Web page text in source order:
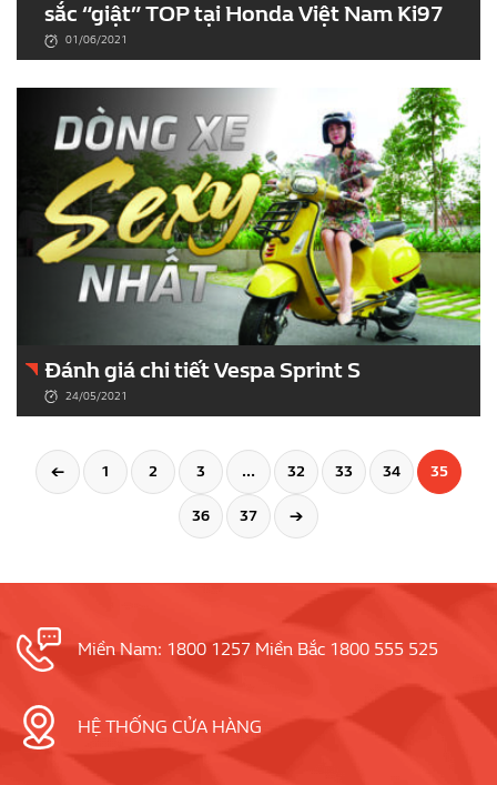
sắc “giật” TOP tại Honda Việt Nam Ki97
01/06/2021
Đánh giá chi tiết Vespa Sprint S
24/05/2021
← 1 2 3 … 32 33 34 35
36 37 →
Miền Nam: 1800 1257 Miền Bắc 1800 555 525
HỆ THỐNG CỬA HÀNG